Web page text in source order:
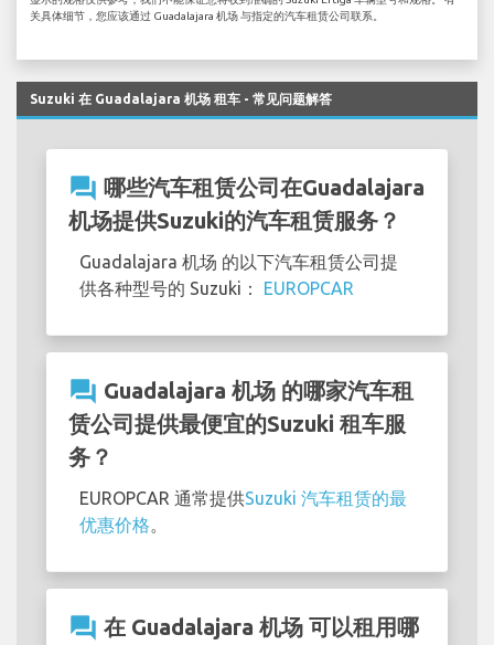
关具体细节，您应该通过 Guadalajara 机场 与指定的汽车租赁公司联系。
Suzuki 在 Guadalajara 机场 租车 - 常见问题解答
question_answer 哪些汽车租赁公司在Guadalajara
机场提供Suzuki的汽车租赁服务？
Guadalajara 机场 的以下汽车租赁公司提
供各种型号的 Suzuki： EUROPCAR
question_answer Guadalajara 机场 的哪家汽车租
赁公司提供最便宜的Suzuki 租车服
务？
EUROPCAR 通常提供Suzuki 汽车租赁的最
优惠价格
question_answer 在 Guadalajara 机场 可以租用哪